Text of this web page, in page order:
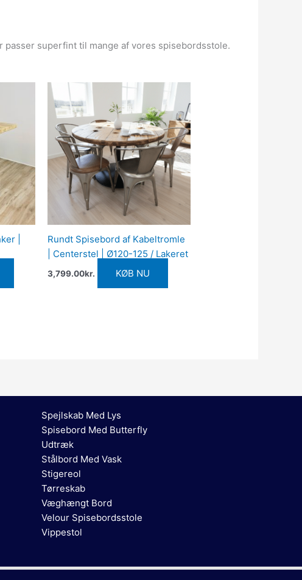
superfint til mange af vores spisebordsstole.
|
Rundt Spisebord af Kabeltromle
| Centerstel | Ø120-125 / Lakeret
3,799.00kr. KØB NU
Spejlskab Med Lys
Spisebord Med Butterfly
Udtræk
Stålbord Med Vask
Stigereol
Tørreskab
Væghængt Bord
Velour Spisebordsstole
Vippestol